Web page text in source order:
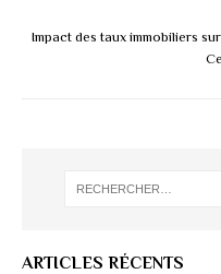
Impact des taux immobiliers
ARTICLES RÉCENTS